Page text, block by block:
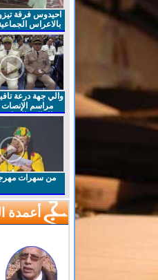
احيدوس فرقة
بالاعراس الجماعية
والي جهة درعة
مراسم الإنصات
الملكي السامي
من سهرات
أعمدة